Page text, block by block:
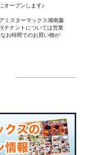
オープンします♪
ミスターマックス湘南藤
テナントについては営業
お時間でのお買い物が